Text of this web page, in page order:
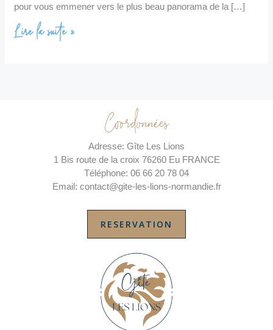
pour vous emmener vers le plus beau panorama de la […]
Lire la suite »
Coordonnées
Adresse: Gîte Les Lions
1 Bis route de la croix 76260 Eu FRANCE
Téléphone: 06 66 20 78 04
Email: contact@gite-les-lions-normandie.fr
RESERVATION